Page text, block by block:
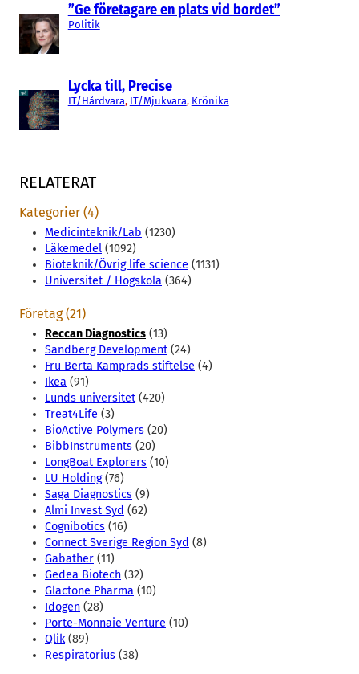
”Ge företagare en plats vid bordet”
Politik
Lycka till, Precise
IT/Hårdvara, IT/Mjukvara, Krönika
RELATERAT
Kategorier (4)
Medicinteknik/Lab (1230)
Läkemedel (1092)
Bioteknik/Övrig life science (1131)
Universitet / Högskola (364)
Företag (21)
Reccan Diagnostics (13)
Sandberg Development (24)
Fru Berta Kamprads stiftelse (4)
Ikea (91)
Lunds universitet (420)
Treat4Life (3)
BioActive Polymers (20)
BibbInstruments (20)
LongBoat Explorers (10)
LU Holding(76)
Saga Diagnostics (9)
Almi Invest Syd (62)
Cognibotics (16)
Connect Sverige Region Syd (8)
Gabather (11)
Gedea Biotech (32)
Glactone Pharma (10)
Idogen (28)
Porte-Monnaie Venture (10)
Qlik(89)
Respiratorius (38)